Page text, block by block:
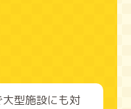
型施設にも対